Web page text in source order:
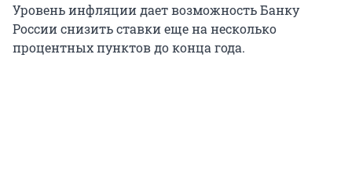
Уровень инфляции дает возможность Банку
России снизить ставки еще на несколько
процентных пунктов до конца года.